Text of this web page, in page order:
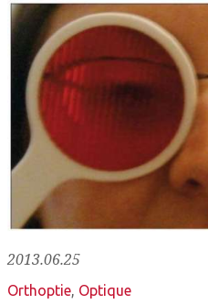
2013.06.25
Orthoptie, Optique